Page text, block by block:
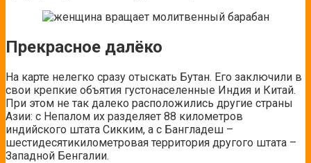
Прекрасное далёко
На карте нелегко сразу отыскать Бутан. Его заключили в
свои крепкие объятия густонаселенные Индия и Китай.
При этом не так далеко расположились другие страны
Азии: с Непалом их разделяет 88 километров
индийского штата Сикким, а с Бангладеш –
шестидесятикилометровая территория другого штата –
Западной Бенгалии.